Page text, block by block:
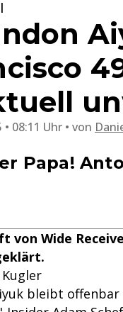
• 08:11 Uhr von
Papa!
von Wide
bleibt offenbar